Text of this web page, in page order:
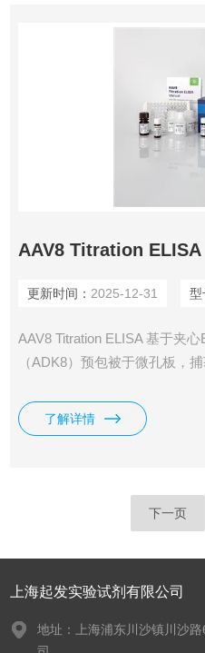
AAV8 Titration ELISA
更新时间： 2025-12-31 型
AAV8 Titration ELISA 基于夹
（ADK8）预包被于微孔板，
吸光度与病毒颗粒量成正比
了解详情
下一页
上海起发实验试剂有限公司
地址：上海浦东川沙镇川沙